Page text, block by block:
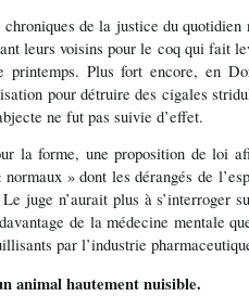
de la justice du
leurs voisins pour le coq qui fait
printemps. Plus fort encore, en
pour détruire des cigales
ne fut pas suivie d’effet.
la forme, une proposition de loi
» dont les dérangés de
juge n’aurait plus à s’interroger
de la médecine mentale
par l’industrie
animal hautement nuisible.